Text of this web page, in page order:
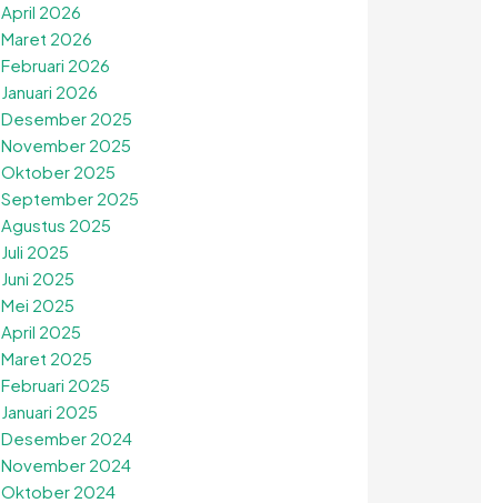
April 2026
Maret 2026
Februari 2026
Januari 2026
Desember 2025
November 2025
Oktober 2025
September 2025
Agustus 2025
Juli 2025
Juni 2025
Mei 2025
April 2025
Maret 2025
Februari 2025
Januari 2025
Desember 2024
November 2024
Oktober 2024